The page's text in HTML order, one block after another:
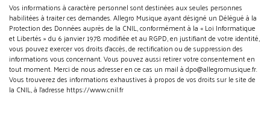
Vos informations à caractère personnel sont destinées aux seules personnes
habilitées à traiter ces demandes. Allegro Musique ayant désigné un Délégué à la
Protection des Données auprès de la CNIL, conformément à la « Loi Informatique
et Libertés » du 6 janvier 1978 modifiée et au RGPD, en justifiant de votre identité,
vous pouvez exercer vos droits d’accès, de rectification ou de suppression des
informations vous concernant. Vous pouvez aussi retirer votre consentement en
tout moment. Merci de nous adresser en ce cas un mail à dpo@allegromusique.fr.
Vous trouverez des informations exhaustives à propos de vos droits sur le site de
la CNIL, à l'adresse https://www.cnil.fr